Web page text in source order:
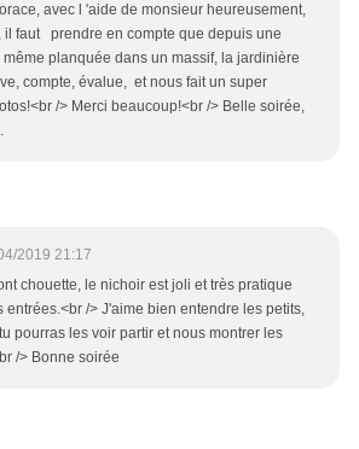
avec l 'aide de monsieur heureusement,
il faut prendre en compte que depuis une
même planquée dans un massif, la jardinière
compte, évalue, et nous fait un super
/> Merci beaucoup!<br /> Belle soirée,
2019 21:17
chouette, le nichoir est joli et très pratique
entrées.<br /> J'aime bien entendre les petits,
pourras les voir partir et nous montrer les
/> Bonne soirée